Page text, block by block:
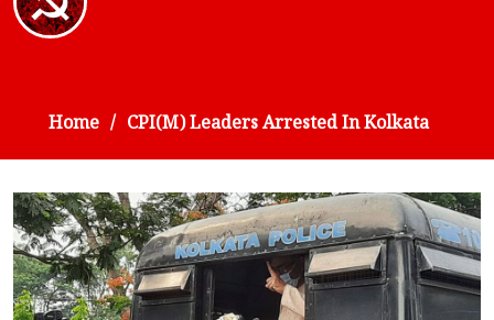
Home CPI(M) Leaders Arrested In Kolkata